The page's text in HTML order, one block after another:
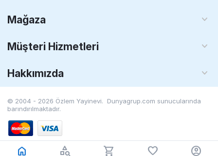
Mağaza
Müşteri Hizmetleri
Hakkımızda
© 2004 - 2026 Özlem Yayinevi. Dunyagrup.com sunucularında
barındırılmaktadır.